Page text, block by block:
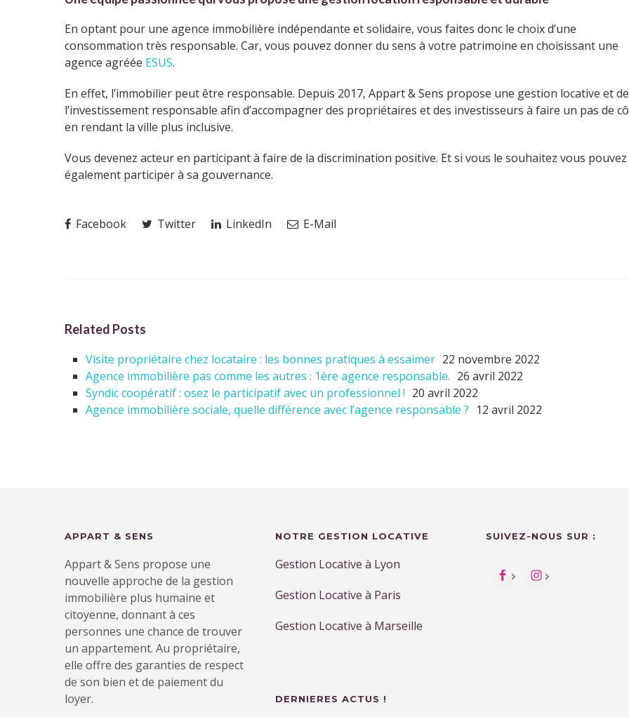
En optant pour une agence immobilière indépendante et solidaire, vous faites donc le choix d’une
consommation très responsable. Car, vous pouvez donner du sens à votre patrimoine en choisissant une
agence agréée ESUS.
En effet, l’immobilier peut être responsable. Depuis 2017, Appart & Sens propose une gestion locative et de
l’investissement responsable afin d’accompagner des propriétaires et des investisseurs à faire un pas de
en rendant la ville plus inclusive.
Vous devenez acteur en participant à faire de la discrimination positive. Et si vous le souhaitez vous pouvez
également participer à sa gouvernance.
Facebook Twitter LinkedIn E-Mail
Related Posts
Visite propriétaire chez locataire : les bonnes pratiques à essaimer 22 novembre 2022
Agence immobilière pas comme les autres : 1ère agence responsable. 26 avril 2022
Syndic coopératif : osez le participatif avec un professionnel ! 20 avril 2022
Agence immobilière sociale, quelle différence avec l’agence responsable ? 12 avril 2022
APPART & SENS
Appart & Sens propose une
nouvelle approche de la gestion
immobilière plus humaine et
citoyenne, donnant à ces
personnes une chance de trouver
un appartement. Au propriétaire,
elle offre des garanties de respect
de son bien et de paiement du
loyer.
NOTRE GESTION LOCATIVE
Gestion Locative à Lyon
Gestion Locative à Paris
Gestion Locative à Marseille
DERNIERES ACTUS !
SUIVEZ-NOUS SUR :